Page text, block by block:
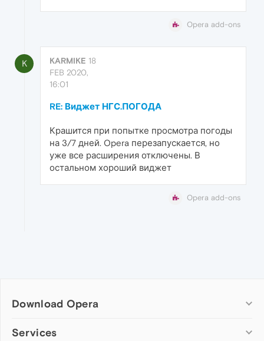
Opera add-ons
K KARMIKE 18
FEB 2020,
16:01
RE: Виджет НГС.ПОГОДА
Крашится при попытке просмотра погоды
на 3/7 дней. Opera перезапускается, но
уже все расширения отключены. В
остальном хороший виджет
Opera add-ons
Download Opera
Computer browsers
Services